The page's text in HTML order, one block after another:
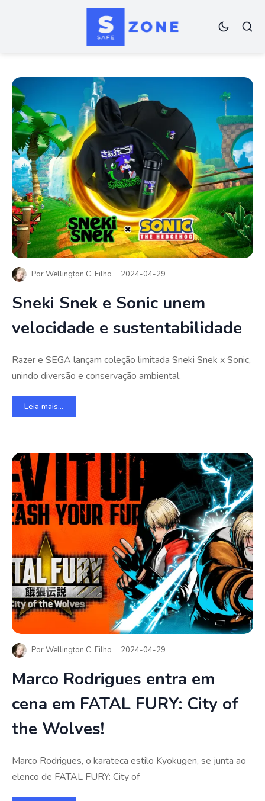
PorWellington C. Filho 2024-04-29
Sneki Snek e Sonic unem
velocidade e sustentabilidade
Razer e SEGA lançam coleção limitada Sneki Snek x Sonic,
unindo diversão e conservação ambiental.
Leia mais...
PorWellington C. Filho 2024-04-29
Marco Rodrigues entra em
cena em FATAL FURY: City of
the Wolves!
Marco Rodrigues, o karateca estilo Kyokugen, se junta ao
elenco de FATAL FURY: City of